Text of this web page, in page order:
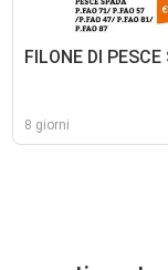
FILONE DI PESCE
8 giorni